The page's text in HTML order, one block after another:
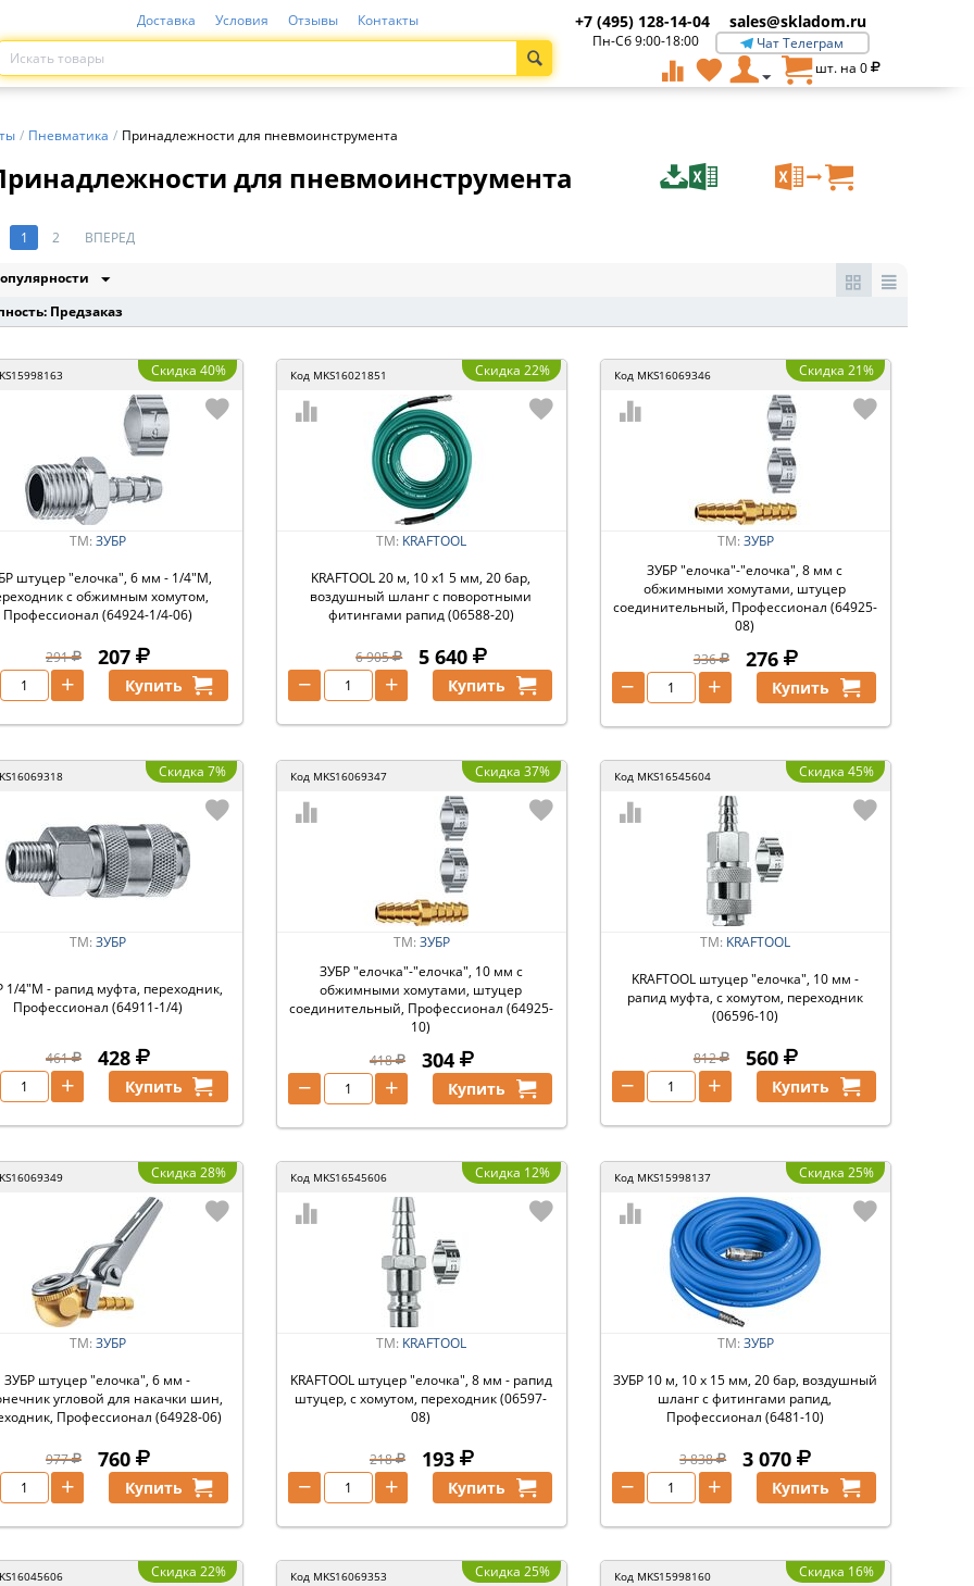
Доставка Условия Отзывы Контакты +7 (495) 128-14-04 sales@skladom.ru
Пн-Сб 9:00-18:00
Чат Телеграм
шт. на 0
/ Пневматика / Принадлежности для пневмоинструмента
для пневмоинструмента
1 2 ВПЕРЕД
Предзаказ
Скидка 40%
ТМ:ЗУБР
штуцер ″елочка″, 6 мм - 1/4″M,
с обжимным хомутом,
Профессионал (64924-1/4-06)
291 207
+ Купить
Код MKS16021851 Скидка 22%
ТМ: KRAFTOOL
KRAFTOOL 20 м, 10 х1 5 мм, 20 бар,
воздушный шланг с поворотными
фитингами рапид (06588-20)
6 905 5 640
+
− Купить
Код MKS16069346 Скидка 21%
ТМ: ЗУБР
ЗУБР ″елочка″-″елочка″, 8 мм с
обжимными хомутами, штуцер
соединительный, Профессионал (64925-
08)
336
276
+
− Купить
Скидка 7%
ТМ:ЗУБР
1/4″M - рапид муфта, переходник,
Профессионал (64911-1/4)
461 428
+ Купить
Код MKS16069347 Скидка 37%
ТМ: ЗУБР
ЗУБР ″елочка″-″елочка″, 10 мм с
обжимными хомутами, штуцер
соединительный, Профессионал (64925-
10)
418
304
+
− Купить
Код MKS16545604 Скидка 45%
ТМ: KRAFTOOL
KRAFTOOL штуцер ″елочка″, 10 мм -
рапид муфта, с хомутом, переходник
(06596-10)
812 560
+
− Купить
Скидка 28%
ТМ:ЗУБР
ЗУБР штуцер ″елочка″, 6 мм -
угловой для накачки шин,
Профессионал (64928-06)
977 760
+ Купить
Код MKS16545606 Скидка 12%
ТМ: KRAFTOOL
KRAFTOOL штуцер ″елочка″, 8 мм - рапид
штуцер, с хомутом, переходник (06597-
08)
218 193
+
− Купить
Код MKS15998137 Скидка 25%
ТМ: ЗУБР
ЗУБР 10 м, 10 х 15 мм, 20 бар, воздушный
шланг с фитингами рапид,
Профессионал (6481-10)
3 838 3 070
+
− Купить
Скидка 22% Код MKS16069353 Скидка 25% Код MKS15998160 Скидка 16%